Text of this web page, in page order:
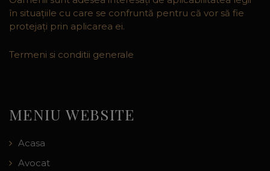
în situaţiile cu care se confruntă pentru că vor să fie
protejaţi prin aplicarea ei.
Termeni si conditii generale
MENIU WEBSITE
Acasa
Avocat